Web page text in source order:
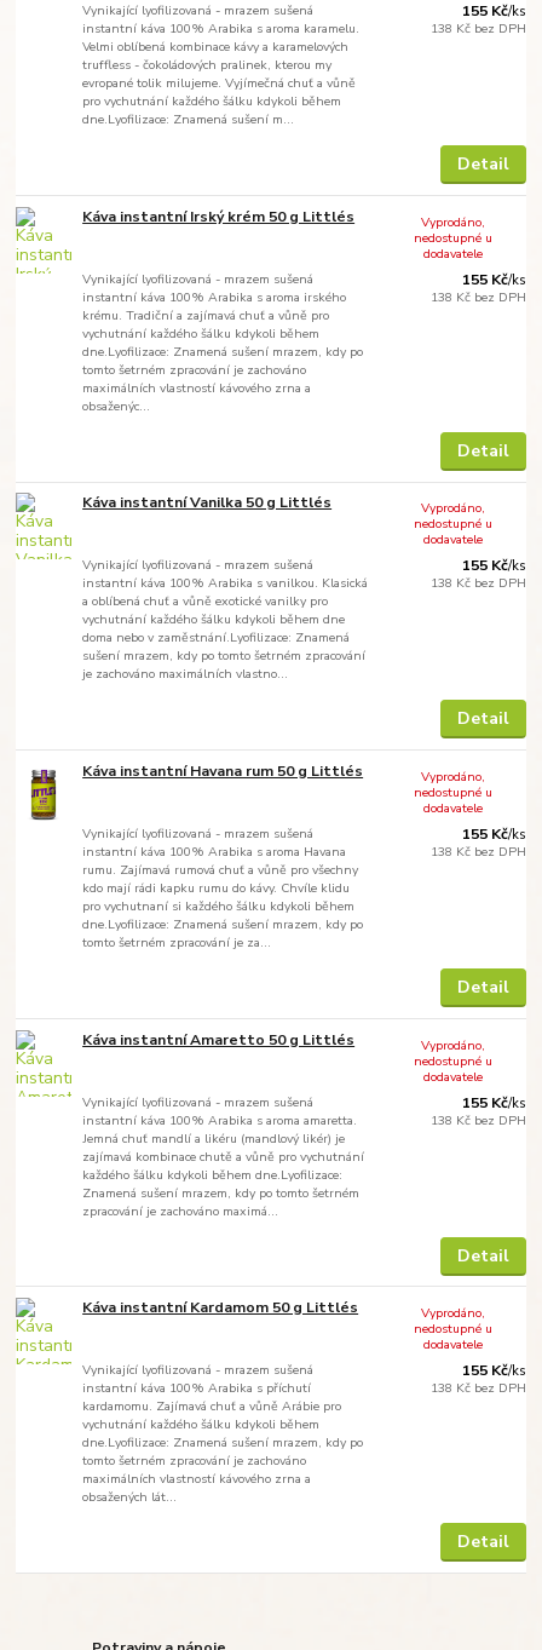
Vynikající lyofilizovaná - mrazem sušená
instantní káva 100% Arabika s aroma karamelu.
Velmi oblíbená kombinace kávy a karamelových
truffless - čokoládových pralinek, kterou my
evropané tolik milujeme. Vyjímečná chuť a vůně
pro vychutnání každého šálku kdykoli během
dne.Lyofilizace: Znamená sušení m...
155 Kč/ks
138 Kč bez DPH
Detail
Káva instantní Irský krém 50 g Littlés
Vynikající lyofilizovaná - mrazem sušená
instantní káva 100% Arabika s aroma irského
krému. Tradiční a zajímavá chuť a vůně pro
vychutnání každého šálku kdykoli během
dne.Lyofilizace: Znamená sušení mrazem, kdy po
tomto šetrném zpracování je zachováno
maximálních vlastností kávového zrna a
obsaženýc...
155 Kč/ks
138 Kč bez DPH
Vyprodáno,
nedostupné u
dodavatele
Detail
Káva instantní Vanilka 50 g Littlés
Vynikající lyofilizovaná - mrazem sušená
instantní káva 100% Arabika s vanilkou. Klasická
a oblíbená chuť a vůně exotické vanilky pro
vychutnání každého šálku kdykoli během dne
doma nebo v zaměstnání.Lyofilizace: Znamená
sušení mrazem, kdy po tomto šetrném zpracování
je zachováno maximálních vlastno...
155 Kč/ks
138 Kč bez DPH
Vyprodáno,
nedostupné u
dodavatele
Detail
Káva instantní Havana rum 50 g Littlés
Vynikající lyofilizovaná - mrazem sušená
instantní káva 100% Arabika s aroma Havana
rumu. Zajímavá rumová chuť a vůně pro všechny
kdo mají rádi kapku rumu do kávy. Chvíle klidu
pro vychutnaní si každého šálku kdykoli během
dne.Lyofilizace: Znamená sušení mrazem, kdy po
tomto šetrném zpracování je za...
155 Kč/ks
138 Kč bez DPH
Vyprodáno,
nedostupné u
dodavatele
Detail
Káva instantní Amaretto 50 g Littlés
Vynikající lyofilizovaná - mrazem sušená
instantní káva 100% Arabika s aroma amaretta.
Jemná chuť mandlí a likéru (mandlový likér) je
zajímavá kombinace chutě a vůně pro vychutnání
každého šálku kdykoli během dne.Lyofilizace:
Znamená sušení mrazem, kdy po tomto šetrném
zpracování je zachováno maximá...
155 Kč/ks
138 Kč bez DPH
Vyprodáno,
nedostupné u
dodavatele
Detail
Káva instantní Kardamom 50 g Littlés
Vynikající lyofilizovaná - mrazem sušená
instantní káva 100% Arabika s příchutí
kardamomu. Zajímavá chuť a vůně Arábie pro
vychutnání každého šálku kdykoli během
dne.Lyofilizace: Znamená sušení mrazem, kdy po
tomto šetrném zpracování je zachováno
maximálních vlastností kávového zrna a
obsažených lát...
155 Kč/ks
138 Kč bez DPH
Vyprodáno,
nedostupné u
dodavatele
Detail